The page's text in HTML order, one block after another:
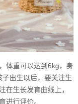
体重可以达到6kg，身
出生以后，要关注生
在生长发育曲线上，
进行评价。